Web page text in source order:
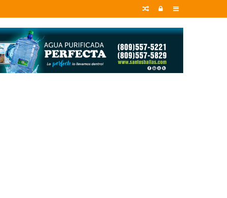
Sidebar
Entrar
Random